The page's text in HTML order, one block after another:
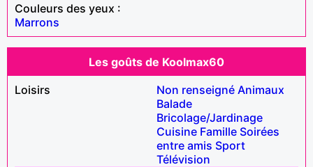
Couleurs des yeux :
Marrons
Les goûts de Koolmax60
Loisirs
Non renseigné Animaux
Balade
Bricolage/Jardinage
Cuisine Famille Soirées
entre amis Sport
Télévision